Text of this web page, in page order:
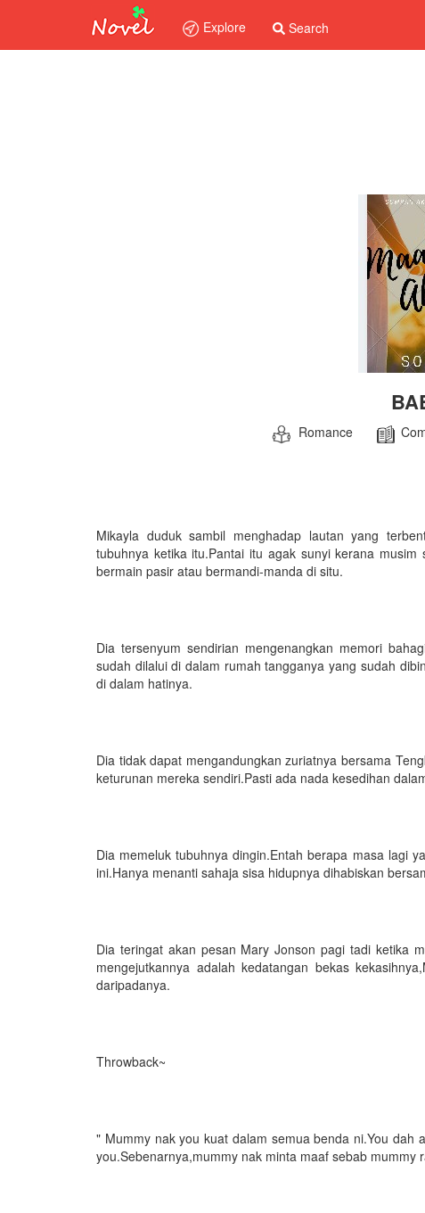
Explore Search
Romance
Mikayla duduk sambil menghadap lautan yang
tubuhnya ketika itu.Pantai itu agak sunyi kerana
bermain pasir atau bermandi-manda di situ.
Dia tersenyum sendirian mengenangkan memori
sudah dilalui di dalam rumah tangganya yang sudah
di dalam hatinya.
Dia tidak dapat mengandungkan zuriatnya bersama
keturunan mereka sendiri.Pasti ada nada kesedihan
Dia memeluk tubuhnya dingin.Entah berapa masa lagi
ini.Hanya menanti sahaja sisa hidupnya dihabiskan
Dia teringat akan pesan Mary Jonson pagi tadi ketika
mengejutkannya adalah kedatangan bekas
daripadanya.
Throwback~
" Mummy nak you kuat dalam semua benda ni.You dah
you.Sebenarnya,mummy nak minta maaf sebab mummy